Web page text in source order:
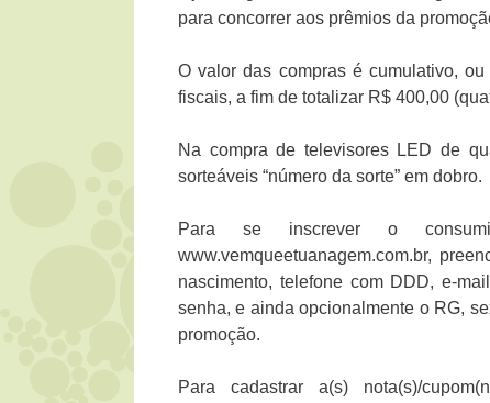
para concorrer aos prêmios da
O valor das compras é cumulativo,
fiscais, a fim de totalizar R$ 400,00
Na compra de televisores LED de
sorteáveis “número da sorte” em dobro.
Para se inscrever o
www.vemqueetuanagem.com.br,
nascimento, telefone com DDD, e-
senha, e ainda opcionalmente o RG,
promoção.
Para cadastrar a(s) nota(s)/